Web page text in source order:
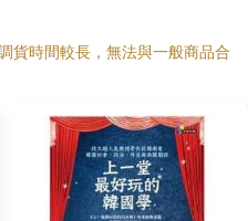
息，反而從警察與平民之間的
。二○一五年六月十七日，南
教堂，遭到一名白人男子持
進行掃射，時間長達半個小
這座伊曼紐爾衛理公會教堂建
悠久的非洲衛理公會教堂，它
黑人民權運動，因此被視為美
擊案，自然被外界認為是美國
貨時間較長，無法與一般商品合